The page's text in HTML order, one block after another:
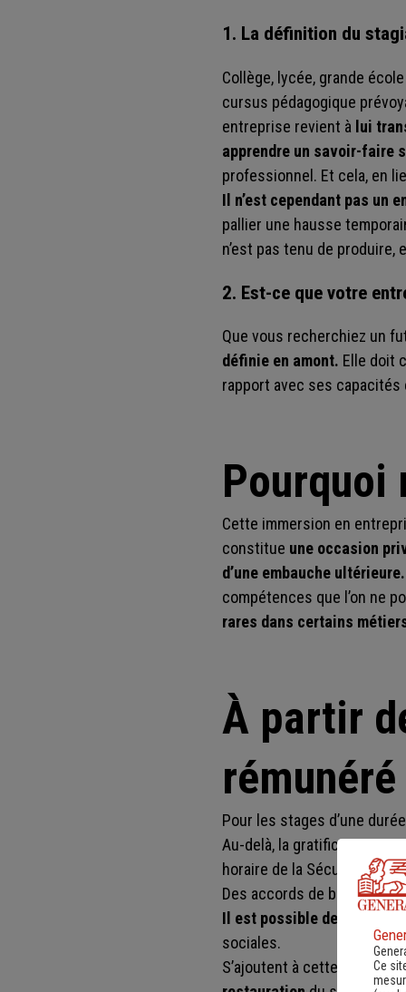
1. La définition du
Collège, lycée, grande
cursus pédagogique
entreprise revient à lui
apprendre un savoir-faire
professionnel. Et cela, en
Il n’est cependant pas un
pallier une hausse
n’est pas tenu de
2. Est-ce que votre
Que vous recherchiez un
définie en amont. Elle doit
rapport avec ses
Pourquoi
Cette immersion en
constitue une occasion
d’une embauche ultérieure.
compétences que l’on ne
rares dans certains
À partir
rémunéré
Pour les stages d’une
Au-delà, la gratification
horaire de la Sécurité
Des accords de branche
Il est possible de
sociales.
S’ajoutent à cette
Ce